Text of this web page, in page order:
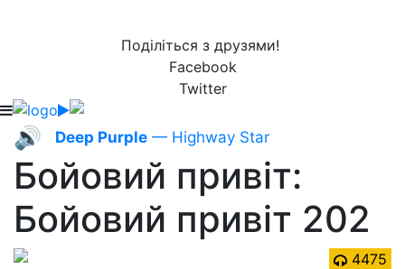
Поділіться з друзями!
Facebook
Twitter
🔊 Deep Purple — Highway Star
Бойовий привіт:
Бойовий привіт 202
4475